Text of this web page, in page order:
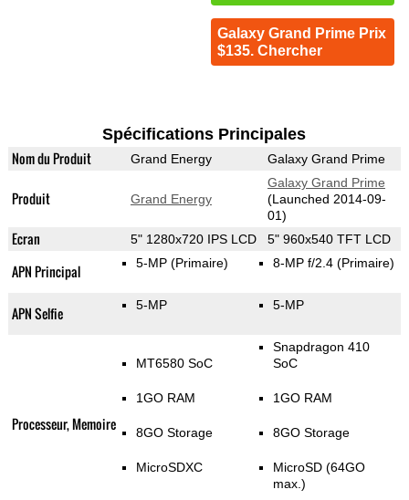
Galaxy Grand Prime Prix
$135. Chercher
Spécifications Principales
Nom du Produit Grand Energy Galaxy Grand Prime
Produit Grand Energy
Galaxy Grand Prime
(Launched 2014-09-
01)
Ecran 5" 1280x720 IPS LCD 5" 960x540 TFT LCD
APN Principal 5-MP (Primaire) 8-MP f/2.4 (Primaire)
APN Selfie 5-MP 5-MP
Processeur, Memoire
MT6580 SoC
1GO RAM
8GO Storage
MicroSDXC
Snapdragon 410
SoC
1GO RAM
8GO Storage
MicroSD (64GO
max.)